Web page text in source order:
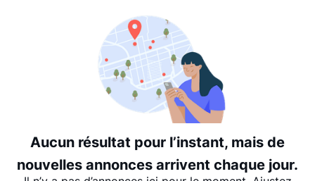
Date: les plus anciens d’abord
Aucun résultat pour l’instant, mais de
nouvelles annonces arrivent chaque jour.